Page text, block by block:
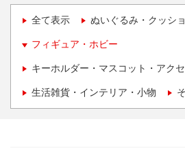
全て表示 ぬいぐるみ・クッシ
フィギュア・ホビー
キーホルダー・マスコット・アク
生活雑貨・インテリア・小物